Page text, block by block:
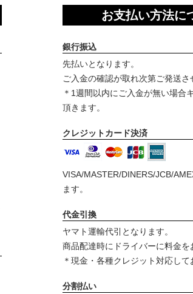
お支払い方法に
銀行振込
先払いとなります。
ご入金の確認が取れ次第ご発送さ
＊1週間以内にご入金が無い場合
頂きます。
クレジットカード決済
VISA/MASTER/DINERS/JCB/
ます。
代金引換
ヤマト運輸代引となります。
商品配達時にドライバーに料金を
＊現金・各種クレジット対応して
分割払い